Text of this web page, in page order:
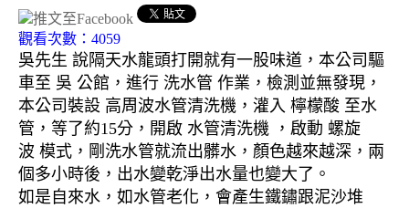
觀看次數：4059
吳先生 說隔天水龍頭打開就有一股味道，本公司驅
車至 吳 公館，進行 洗水管 作業，檢測並無發現，
本公司裝設 高周波水管清洗機，灌入 檸檬酸 至水
管，等了約15分，開啟 水管清洗機 ，啟動 螺旋
波 模式，剛洗水管就流出髒水，顏色越來越深，兩
個多小時後，出水變乾淨出水量也變大了。
如是自來水，如水管老化，會產生鐵鏽跟泥沙堆